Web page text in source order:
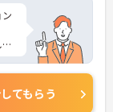
てもらう